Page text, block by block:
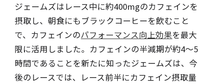
ジェームズはレース中に約400mgのカフェインを
摂取し、朝食にもブラックコーヒーを飲むこと
で、カフェインのパフォーマンス向上効果を最大
限に活用しました。カフェインの半減期が約4～5
時間であることを新たに知ったジェームズは、今
後のレースでは、レース前半にカフェイン摂取量